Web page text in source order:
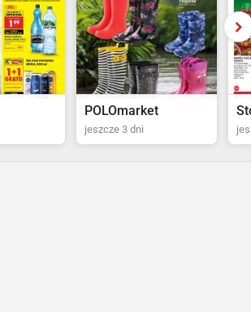
jeszcze 4 dni za